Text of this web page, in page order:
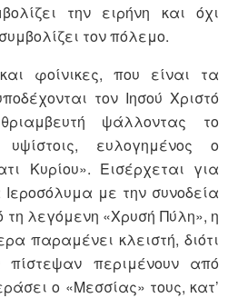
την ειρήνη και όχι
τον πόλεμο.
φοίνικες, που είναι τα
τον Ιησού Χριστό
ψάλλοντας το
ευλογημένος ο
Κυρίου». Εισέρχεται για
με την συνοδεία
λεγόμενη «Χρυσή Πύλη», η
παραμένει κλειστή, διότι
περιμένουν από
ο «Μεσσίας» τους, κατ’